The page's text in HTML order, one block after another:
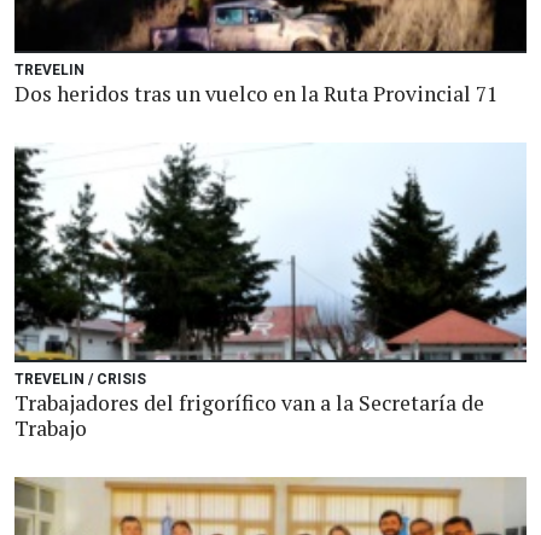
TREVELIN
Dos heridos tras un vuelco en la Ruta Provincial 71
TREVELIN / CRISIS
Trabajadores del frigorífico van a la Secretaría de
Trabajo